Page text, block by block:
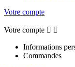
Votre compte
Votre compte  
Informations
Commandes